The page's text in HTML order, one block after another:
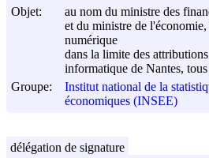
Objet:
au nom du ministre des
et du ministre de
numérique
dans la limite des
informatique de Nantes,
Groupe:
Institut national de la
économiques (INSEE)
délégation de signature